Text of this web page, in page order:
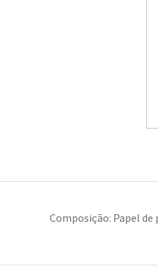
Composição: Papel de